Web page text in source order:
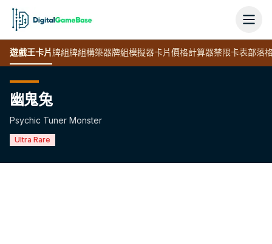
遊戲王卡片牌組牌組構築器牌組模擬器卡片價格計算器禁限卡表部落
幽鬼兔
Psychic Tuner Monster
Ultra Rare